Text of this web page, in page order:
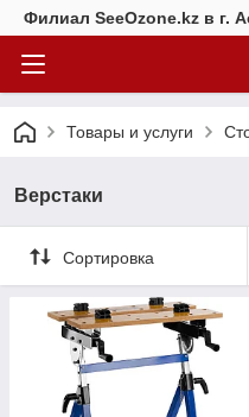
Филиал SeeOzone.kz в г.
Товары и услуги
Верстаки
Сортировка